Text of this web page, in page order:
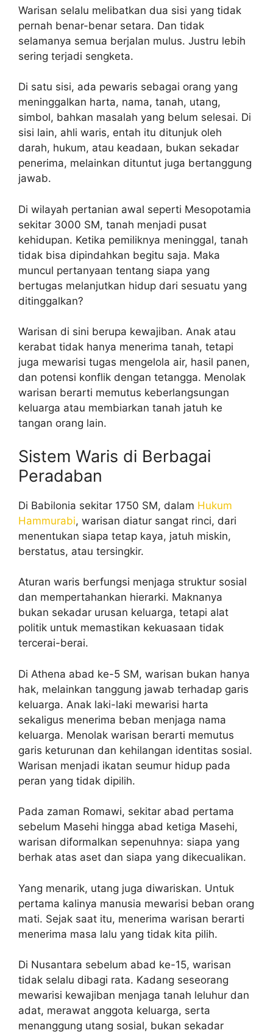
Warisan selalu melibatkan dua sisi yang tidak
pernah benar-benar setara. Dan tidak
selamanya semua berjalan mulus. Justru lebih
sering terjadi sengketa.
Di satu sisi, ada pewaris sebagai orang yang
meninggalkan harta, nama, tanah, utang,
simbol, bahkan masalah yang belum selesai. Di
sisi lain, ahli waris, entah itu ditunjuk oleh
darah, hukum, atau keadaan, bukan sekadar
penerima, melainkan dituntut juga bertanggung
jawab.
Di wilayah pertanian awal seperti Mesopotamia
sekitar 3000 SM, tanah menjadi pusat
kehidupan. Ketika pemiliknya meninggal, tanah
tidak bisa dipindahkan begitu saja. Maka
muncul pertanyaan tentang siapa yang
bertugas melanjutkan hidup dari sesuatu yang
ditinggalkan?
Warisan di sini berupa kewajiban. Anak atau
kerabat tidak hanya menerima tanah, tetapi
juga mewarisi tugas mengelola air, hasil panen,
dan potensi konflik dengan tetangga. Menolak
warisan berarti memutus keberlangsungan
keluarga atau membiarkan tanah jatuh ke
tangan orang lain.
Sistem Waris di Berbagai
Peradaban
Di Babilonia sekitar 1750 SM, dalam Hukum
Hammurabi, warisan diatur sangat rinci, dari
menentukan siapa tetap kaya, jatuh miskin,
berstatus, atau tersingkir.
Aturan waris berfungsi menjaga struktur sosial
dan mempertahankan hierarki. Maknanya
bukan sekadar urusan keluarga, tetapi alat
politik untuk memastikan kekuasaan tidak
tercerai-berai.
Di Athena abad ke-5 SM, warisan bukan hanya
hak, melainkan tanggung jawab terhadap garis
keluarga. Anak laki-laki mewarisi harta
sekaligus menerima beban menjaga nama
keluarga. Menolak warisan berarti memutus
garis keturunan dan kehilangan identitas sosial.
Warisan menjadi ikatan seumur hidup pada
peran yang tidak dipilih.
Pada zaman Romawi, sekitar abad pertama
sebelum Masehi hingga abad ketiga Masehi,
warisan diformalkan sepenuhnya: siapa yang
berhak atas aset dan siapa yang dikecualikan.
Yang menarik, utang juga diwariskan. Untuk
pertama kalinya manusia mewarisi beban orang
mati. Sejak saat itu, menerima warisan berarti
menerima masa lalu yang tidak kita pilih.
Di Nusantara sebelum abad ke-15, warisan
tidak selalu dibagi rata. Kadang seseorang
mewarisi kewajiban menjaga tanah leluhur dan
adat, merawat anggota keluarga, serta
menanggung utang sosial, bukan sekadar